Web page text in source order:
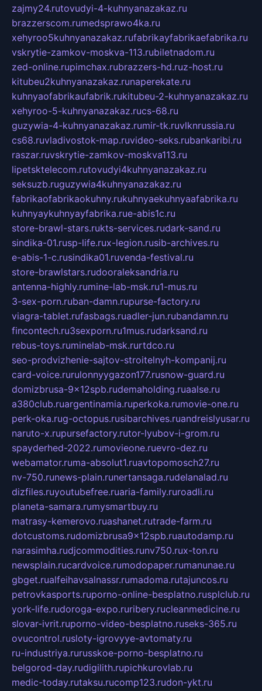
zajmy24.rutovudyi-4-kuhnyanazakaz.ru
brazzerscom.rumedsprawo4ka.ru
xehyroo5kuhnyanazakaz.rufabrikayfabrikaefabrika.ru
vskrytie-zamkov-moskva-113.rubiletnadom.ru
zed-online.rupimchax.rubrazzers-hd.ruz-host.ru
kitubeu2kuhnyanazakaz.runaperekate.ru
kuhnyaofabrikaufabrik.rukitubeu-2-kuhnyanazakaz.ru
xehyroo-5-kuhnyanazakaz.rucs-68.ru
guzywia-4-kuhnyanazakaz.rumir-tk.ruvlknrussia.ru
cs68.ruvladivostok-map.ruvideo-seks.rubankaribi.ru
raszar.ruvskrytie-zamkov-moskva113.ru
lipetsktelecom.rutovudyi4kuhnyanazakaz.ru
seksuzb.ruguzywia4kuhnyanazakaz.ru
fabrikaofabrikaokuhny.rukuhnyaekuhnyaafabrika.ru
kuhnyaykuhnyayfabrika.rue-abis1c.ru
store-brawl-stars.rukts-services.rudark-sand.ru
sindika-01.rusp-life.rux-legion.rusib-archives.ru
e-abis-1-c.rusindika01.ruvenda-festival.ru
store-brawlstars.rudooraleksandria.ru
antenna-highly.rumine-lab-msk.ru1-mus.ru
3-sex-porn.ruban-damn.rupurse-factory.ru
viagra-tablet.rufasbags.ruadler-jun.rubandamn.ru
fincontech.ru3sexporn.ru1mus.rudarksand.ru
rebus-toys.ruminelab-msk.rurtdco.ru
seo-prodvizhenie-sajtov-stroitelnyh-kompanij.ru
card-voice.rurulonnyygazon177.rusnow-guard.ru
domizbrusa-9x12spb.rudemaholding.ruaalse.ru
a380club.ruargentinamia.ruperkoka.rumovie-one.ru
perk-oka.rug-octopus.rusibarchives.ruandreislyusar.ru
naruto-x.rupursefactory.rutor-lyubov-i-grom.ru
spayderhed-2022.rumovieone.ruevro-dez.ru
webamator.ruma-absolut1.ruavtopomosch27.ru
nv-750.runews-plain.runertansaga.rudelanalad.ru
dizfiles.ruyoutubefree.ruaria-family.ruroadli.ru
planeta-samara.rumysmartbuy.ru
matrasy-kemerovo.ruashanet.rutrade-farm.ru
dotcustoms.rudomizbrusa9x12spb.ruautodamp.ru
narasimha.rudjcommodities.runv750.rux-ton.ru
newsplain.rucardvoice.rumodopaper.rumanunae.ru
gbget.rualfeihavsalnassr.rumadoma.rutajuncos.ru
petrovkasports.ruporno-online-besplatno.rusplclub.ru
york-life.rudoroga-expo.ruribery.rucleanmedicine.ru
slovar-ivrit.ruporno-video-besplatno.ruseks-365.ru
ovucontrol.rusloty-igrovyye-avtomaty.ru
ru-industriya.rurusskoe-porno-besplatno.ru
belgorod-day.rudigilith.rupichkurovlab.ru
medic-today.rutaksu.rucomp123.rudon-ykt.ru